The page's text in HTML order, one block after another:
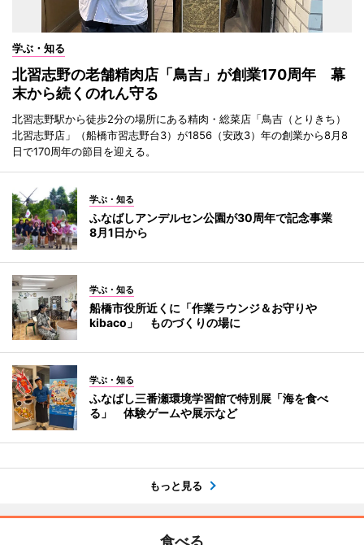
学ぶ・知る
北習志野の老舗精肉店「鳥吉」が創業170周年 幕
末から続くのれん守る
北習志野駅から徒歩2分の場所にある精肉・総菜店「鳥吉（とりきち）
北習志野店」（船橋市習志野台3）が1856（安政3）年の創業から8月8
日で170周年の節目を迎える。
学ぶ・知る
ふなばしアンデルセン公園が30周年で記念事業
8月1日から
学ぶ・知る
船橋市役所近くに「作業ラウンジ＆お守りや
kibaco」 ものづくりの場に
学ぶ・知る
ふなばし三番瀬環境学習館で特別展「海を食べ
る」 体験ゲームや展示など
もっと見る
食べる